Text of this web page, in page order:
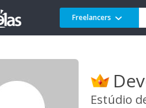
Freelancers
Estúdio